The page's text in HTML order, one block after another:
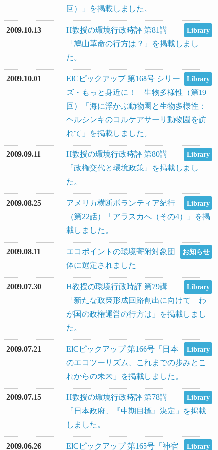
回）」を掲載しました。
2009.10.13 Library
H教授の環境行政時評 第81講
「鳩山革命の行方は？」を掲載しまし
た。
2009.10.01 Library
EICピックアップ 第168号 シリー
ズ・もっと身近に！ 生物多様性（第19
回）「海に浮かぶ動物園と生物多様性：
ヘルシンキのコルケアサーリ動物園を訪
れて」を掲載しました。
2009.09.11 Library
H教授の環境行政時評 第80講
「政権交代と環境政策」を掲載しまし
た。
2009.08.25 Library
アメリカ横断ボランティア紀行
（第22話）「アラスカへ（その4）」を掲
載しました。
2009.08.11 お知らせ
エコポイントの環境寄附対象団
体に選定されました
2009.07.30 Library
H教授の環境行政時評 第79講
「新たな政策形成回路創出に向けて―わ
が国の政権運営の行方は」を掲載しまし
た。
2009.07.21 Library
EICピックアップ 第166号「日本
のエコツーリズム、これまでの歩みとこ
れからの未来」を掲載しました。
2009.07.15 Library
H教授の環境行政時評 第78講
「日本政府、『中期目標』決定」を掲載
しました。
2009.06.26 Library
EICピックアップ 第165号「神宿